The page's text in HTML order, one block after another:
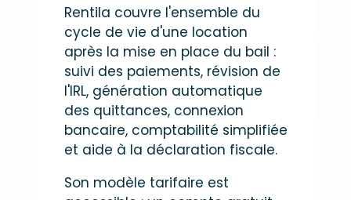
Rentila couvre l'ensemble du
cycle de vie d'une location
après la mise en place du bail :
suivi des paiements, révision de
l'IRL, génération automatique
des quittances, connexion
bancaire, comptabilité simplifiée
et aide à la déclaration fiscale.
Son modèle tarifaire est